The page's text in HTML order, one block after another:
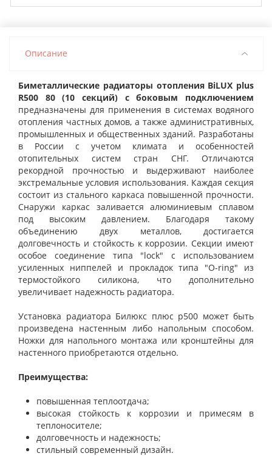
Описание
Биметаллические радиаторы отопления BiLUX plus
R500 80 (10 секций) с боковым подключением
предназначены для применения в системах водяного
отопления частных домов, а также административных,
промышленных и общественных зданий. Разработаны
в России с учетом климата и особенностей
отопительных систем стран СНГ. Отличаются
рекордной прочностью и выдерживают наиболее
экстремальные условия использования. Каждая секция
состоит из стального каркаса повышенной прочности.
Снаружи каркас заливается алюминиевым сплавом
под высоким давлением. Благодаря такому
объединению двух металлов, достигается
долговечность и стойкость к коррозии. Секции имеют
особое соединение типа "lock" с использованием
усиленных ниппелей и прокладок типа "O-ring" из
термостойкого силикона, что дополнительно
увеличивает надежность радиатора.
Установка радиатора Билюкс плюс р500 может быть
произведена настенным либо напольным способом.
Ножки для напольного монтажа или кронштейны для
настенного приобретаются отдельно.
Преимущества:
повышенная теплоотдача;
высокая стойкость к коррозии и примесям в
теплоносителе;
долговечность и надежность;
стильный современный дизайн.